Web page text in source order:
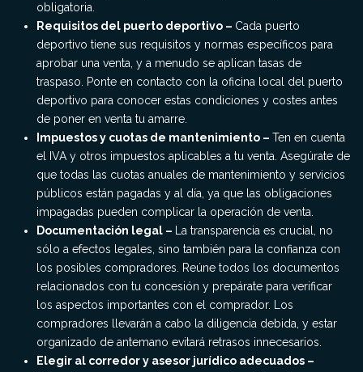
obligatoria.
Requisitos del puerto deportivo – Cada puerto
deportivo tiene sus requisitos y normas específicos para
aprobar una venta, y a menudo se aplican tasas de
traspaso. Ponte en contacto con la oficina local del puerto
deportivo para conocer estas condiciones y costes antes
de poner en venta tu amarre.
Impuestos y cuotas de mantenimiento – Ten en cuenta
el IVA y otros impuestos aplicables a tu venta. Asegúrate de
que todas las cuotas anuales de mantenimiento y servicios
públicos están pagadas y al día, ya que las obligaciones
impagadas pueden complicar la operación de venta.
Documentación legal –
La transparencia es crucial, no
sólo a efectos legales, sino también para la confianza con
los posibles compradores. Reúne todos los documentos
relacionados con tu concesión y prepárate para verificar
los aspectos importantes con el comprador. Los
compradores llevarán a cabo la diligencia debida, y estar
organizado de antemano evitará retrasos innecesarios.
Elegir al corredor y asesor jurídico adecuados –